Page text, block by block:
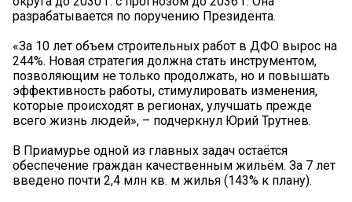
разрабатывается по поручению Президента.
«За 10 лет объем строительных работ в ДФО вырос на
244%. Новая стратегия должна стать инструментом,
позволяющим не только продолжать, но и повышать
эффективность работы, стимулировать изменения,
которые происходят в регионах, улучшать прежде
всего жизнь людей», – подчеркнул Юрий Трутнев.
В Приамурье одной из главных задач остаётся
обеспечение граждан качественным жильём. За 7 лет
введено почти 2,4 млн кв. м жилья (143% к плану).